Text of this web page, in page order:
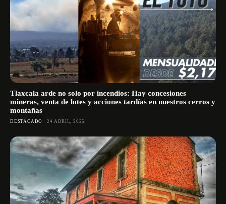
Tlaxcala arde no solo por incendios: Hay concesiones
mineras, venta de lotes y acciones tardías en nuestros cerros y
montañas
DESTACADO 24 ABRIL, 2025